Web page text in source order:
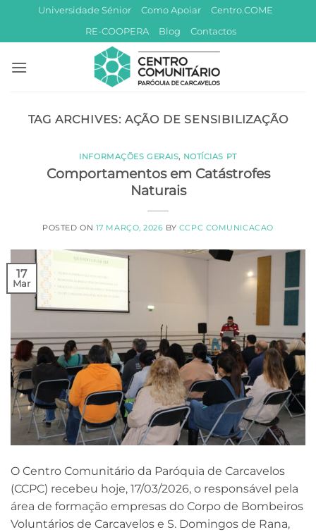
content
Universidade Sénior Como Apoiar
Centro.COME
RE-COOPERA
Blog Contactos
TAG ARCHIVES: AÇÃO DE SENSIBILIZAÇÃO
INFORMAÇÕES GERAIS, NOTÍCIAS PT
Comportamentos em Catástrofes
Naturais
POSTED ON 17 MARÇO, 2026 BY CCPC COMUNICACAO
17
Mar
O Centro Comunitário da Paróquia de Carcavelos
(CCPC) recebeu hoje, 17/03/2026, o responsável pela
área de formação empresas do Corpo de Bombeiros
Voluntários de Carcavelos e S. Domingos de Rana,